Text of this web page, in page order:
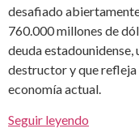
desafiado
760.000 millones de
deuda
destructor y que
economía actual.
Seguir leyendo